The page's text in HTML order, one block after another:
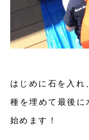
はじめに石を入れ
種を埋めて最後に
始めます！